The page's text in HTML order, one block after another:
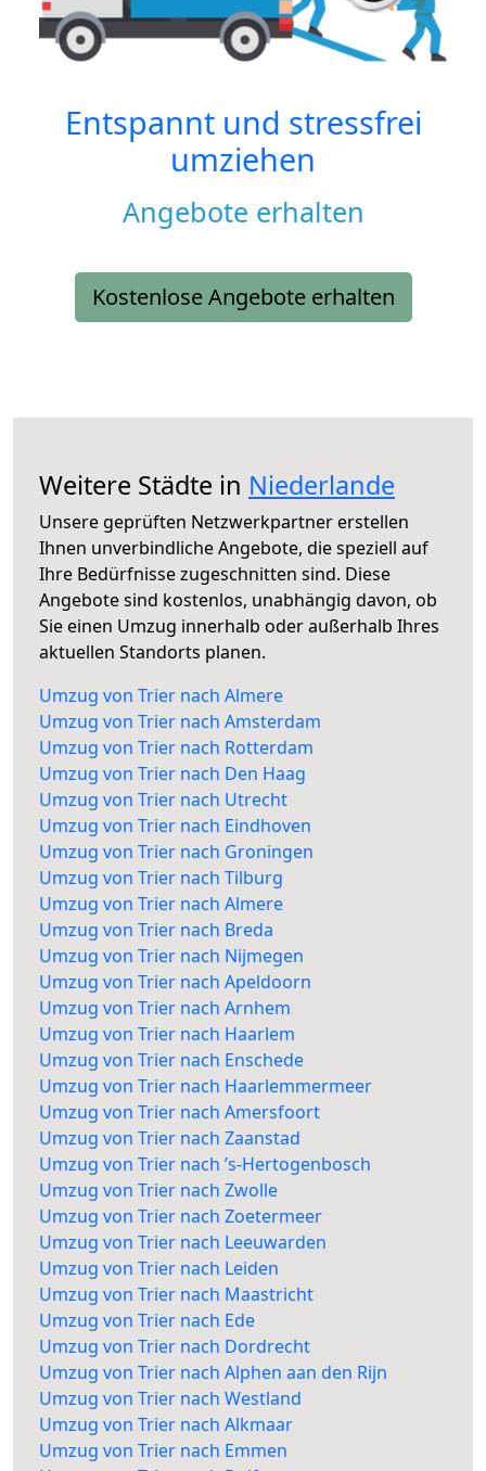
Entspannt und stressfrei
umziehen
Angebote erhalten
Kostenlose Angebote erhalten
Weitere Städte in Niederlande
Unsere geprüften Netzwerkpartner erstellen
Ihnen unverbindliche Angebote, die speziell auf
Ihre Bedürfnisse zugeschnitten sind. Diese
Angebote sind kostenlos, unabhängig davon, ob
Sie einen Umzug innerhalb oder außerhalb Ihres
aktuellen Standorts planen.
Umzug von Trier nach Almere
Umzug von Trier nach Amsterdam
Umzug von Trier nach Rotterdam
Umzug von Trier nach Den Haag
Umzug von Trier nach Utrecht
Umzug von Trier nach Eindhoven
Umzug von Trier nach Groningen
Umzug von Trier nach Tilburg
Umzug von Trier nach Almere
Umzug von Trier nach Breda
Umzug von Trier nach Nijmegen
Umzug von Trier nach Apeldoorn
Umzug von Trier nach Arnhem
Umzug von Trier nach Haarlem
Umzug von Trier nach Enschede
Umzug von Trier nach Haarlemmermeer
Umzug von Trier nach Amersfoort
Umzug von Trier nach Zaanstad
Umzug von Trier nach ’s-Hertogenbosch
Umzug von Trier nach Zwolle
Umzug von Trier nach Zoetermeer
Umzug von Trier nach Leeuwarden
Umzug von Trier nach Leiden
Umzug von Trier nach Maastricht
Umzug von Trier nach Ede
Umzug von Trier nach Dordrecht
Umzug von Trier nach Alphen aan den Rijn
Umzug von Trier nach Westland
Umzug von Trier nach Alkmaar
Umzug von Trier nach Emmen